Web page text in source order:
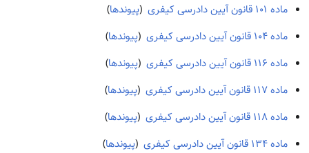
ماده ۱۰۱ قانون آیین دادرسی کیفری
‏
(پیوندها)
ماده ۱۰۴ قانون آیین دادرسی کیفری
‏
(پیوندها)
ماده ۱۱۶ قانون آیین دادرسی کیفری
‏
(پیوندها)
ماده ۱۱۷ قانون آیین دادرسی کیفری
‏
(پیوندها)
ماده ۱۱۸ قانون آیین دادرسی کیفری
‏
(پیوندها)
ماده ۱۳۴ قانون آیین دادرسی کیفری
‏
(پیوندها)